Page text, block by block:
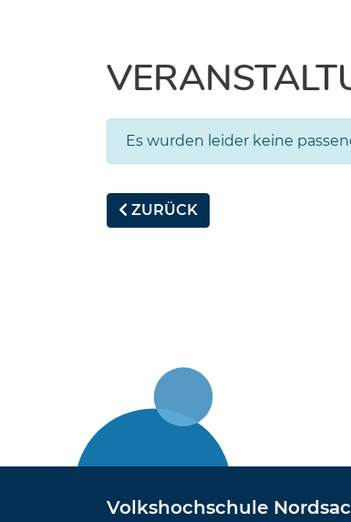
Es wurden leider keine
ZURÜCK
Volkshochschule